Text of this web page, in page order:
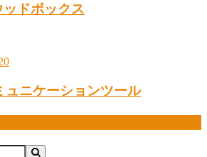
ドボックス
ュニケーションツール